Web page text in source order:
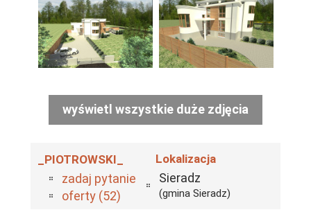
wyświetl wszystkie duże zdjęcia
_PIOTROWSKI_
zadaj pytanie
oferty (52)
Lokalizacja
Sieradz
(gmina Sieradz)